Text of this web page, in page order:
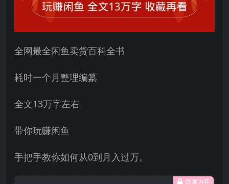
全网最全闲鱼卖货百科全书
耗时一个月整理编纂
全文13万字左右
带你玩赚闲鱼
手把手教你如何从0到月入过万。
隐藏内容